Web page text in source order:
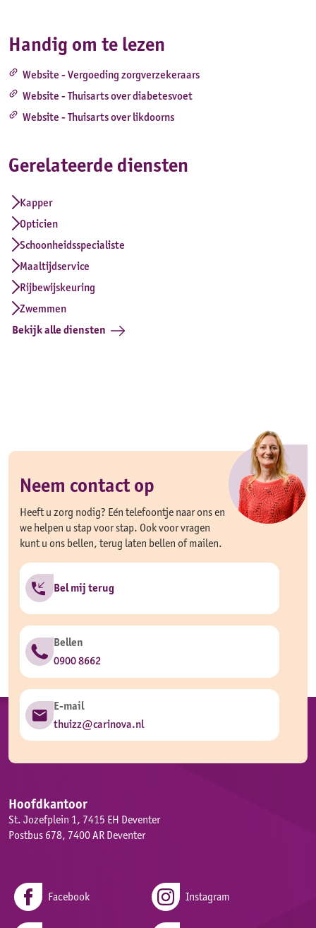
Handig om te lezen
link Website - Vergoeding zorgverzekeraars
link Website - Thuisarts over diabetesvoet
link Website - Thuisarts over likdoorns
Gerelateerde diensten
Kapper
Opticien
Schoonheidsspecialiste
Maaltijdservice
Rijbewijskeuring
Zwemmen
Bekijk alle diensten
Neem contact op
Heeft u zorg nodig? Eén telefoontje naar ons en
we helpen u stap voor stap. Ook voor vragen
kunt u ons bellen, terug laten bellen of mailen.
Bel mij terug
Bellen
0900 8662
E-mail
thuizz@carinova.nl
Hoofdkantoor
St. Jozefplein 1, 7415 EH Deventer
Postbus 678, 7400 AR Deventer
Facebook Instagram